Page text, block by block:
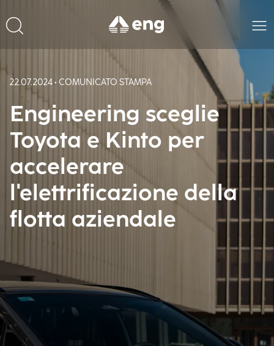
22.07.2024 • COMUNICATO STAMPA
Engineering sceglie
Toyota e Kinto per
accelerare
l'elettrificazione della
flotta aziendale